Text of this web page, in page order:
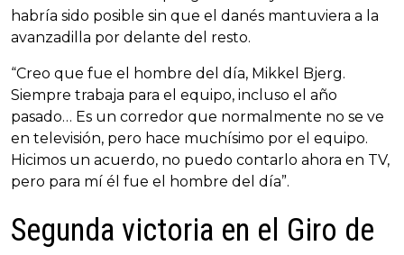
habría sido posible sin que el danés mantuviera a la
avanzadilla por delante del resto.
“Creo que fue el hombre del día, Mikkel Bjerg.
Siempre trabaja para el equipo, incluso el año
pasado… Es un corredor que normalmente no se ve
en televisión, pero hace muchísimo por el equipo.
Hicimos un acuerdo, no puedo contarlo ahora en TV,
pero para mí él fue el hombre del día”.
Segunda victoria en el Giro de